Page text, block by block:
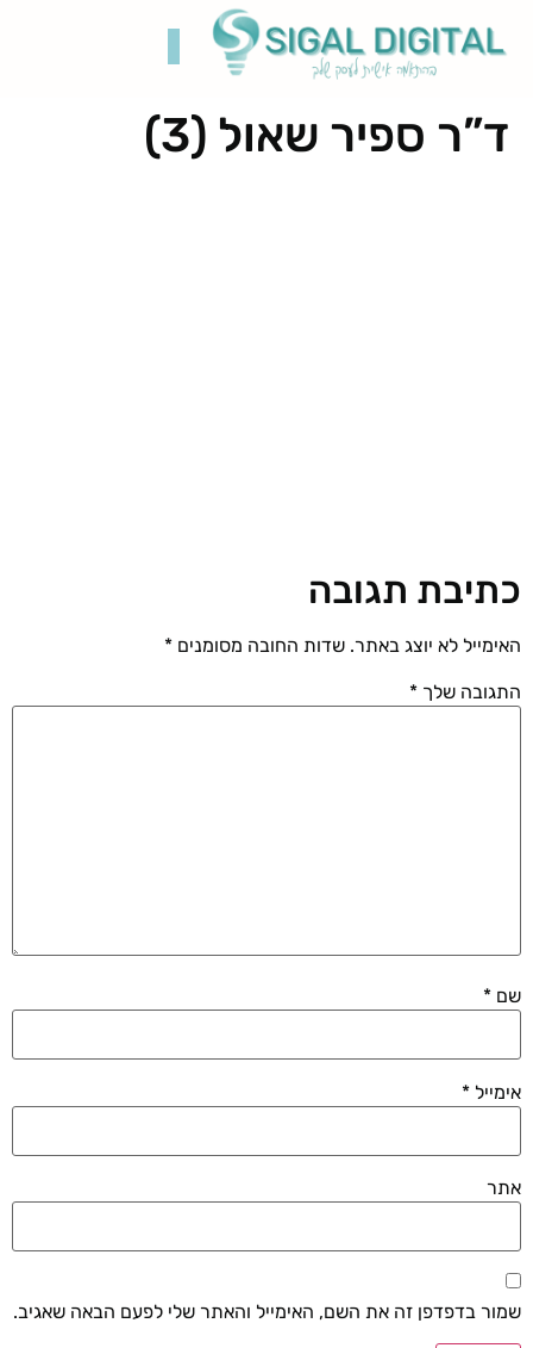
ד”ר ספיר שאול (3)
כתיבת תגובה
האימייל לא יוצג באתר. שדות החובה מסומנים *
התגובה שלך *
שם *
אימייל *
אתר
שמור בדפדפן זה את השם, האימייל והאתר שלי לפעם הבאה שאגיב.